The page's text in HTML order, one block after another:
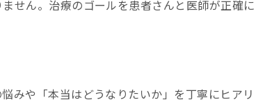
せん。治療のゴールを患者さんと医師が正確
みや「本当はどうなりたいか」を丁寧にヒア